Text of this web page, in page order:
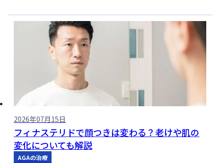
2026年07月15日
フィナステリドで顔つきは変わる？老けや肌の
変化についても解説
AGAの治療